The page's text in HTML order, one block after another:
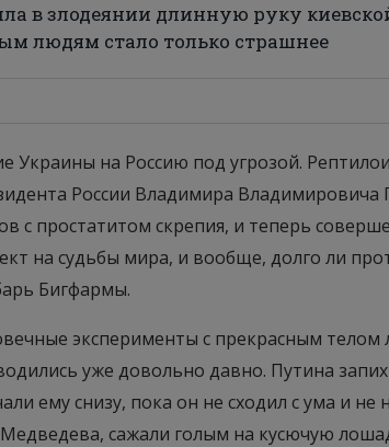
в злодеянии длинную руку
людям стало только страшнее
Украины на Россию под угрозой.
России Владимира
с простатитом скрепия, и теперь
на судьбы мира, и вообще, долго ли
Бигфармы.
эксперименты с прекрасным телом
уже довольно давно. Путина
ему снизу, пока он не сходил с ума и не
сажали голым на кусючую